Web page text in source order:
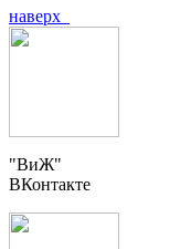
наверх
"ВиЖ"
ВКонтакте